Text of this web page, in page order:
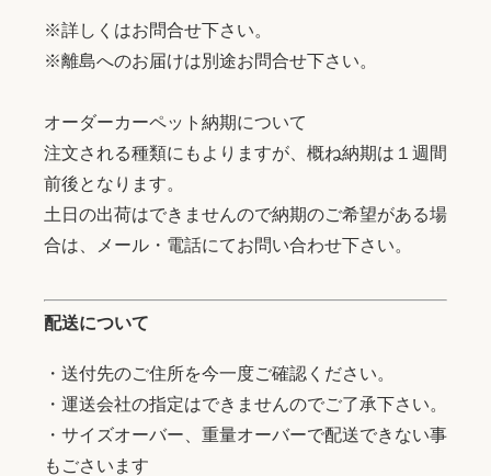
※詳しくはお問合せ下さい。
※離島へのお届けは別途お問合せ下さい。
オーダーカーペット納期について
注文される種類にもよりますが、概ね納期は１週間
前後となります。
土日の出荷はできませんので納期のご希望がある場
合は、メール・電話にてお問い合わせ下さい。
配送について
・送付先のご住所を今一度ご確認ください。
・運送会社の指定はできませんのでご了承下さい。
・サイズオーバー、重量オーバーで配送できない事
もごさいます